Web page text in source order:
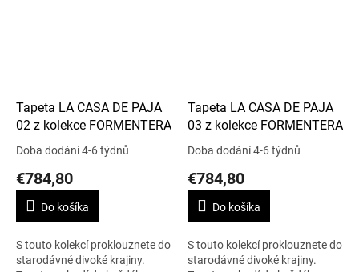
Tapeta LA CASA DE PAJA
02 z kolekce FORMENTERA
Doba dodání 4-6 týdnů
€784,80
Do košíka
S touto kolekcí proklouznete do
starodávné divoké krajiny.
Tapeta LA CASA DE PAJA
03 z kolekce FORMENTERA
Doba dodání 4-6 týdnů
€784,80
Do košíka
S touto kolekcí proklouznete do
starodávné divoké krajiny.